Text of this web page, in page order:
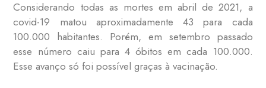
Considerando todas as mortes em abril de 2021, a
covid-19 matou aproximadamente 43 para cada
100.000 habitantes. Porém, em setembro passado
esse número caiu para 4 óbitos em cada 100.000.
Esse avanço só foi possível graças à vacinação.